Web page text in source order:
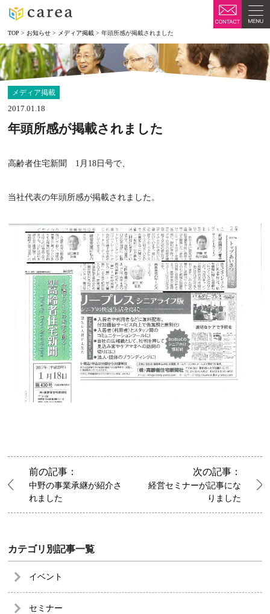
TOP > お知らせ > メディア掲載 >年頭所感が掲載されました
メディア掲載
2017.01.18
年頭所感が掲載されました
高齢者住宅新聞 1月18日号で、
当社代表の年頭所感が掲載されました。
前の記事：
中野の事業承継が紹介さ
れました
次の記事：
経営セミナーが記事にな
りました
カテゴリ別記事一覧
イベント
セミナー